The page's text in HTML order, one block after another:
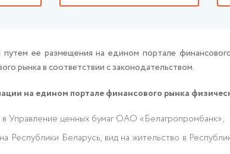
ее размещения на едином портале
рынка в соответствии с законодательством.
на едином портале финансового рынка
в Управление ценных бумаг ОАО «Белагропромбанк»;
Республики Беларусь, вид на жительство в